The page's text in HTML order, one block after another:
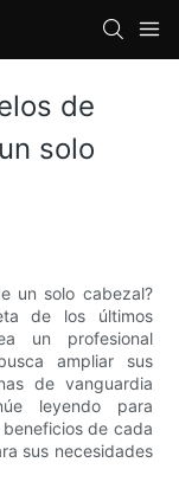
de
solo
un solo cabezal?
de los últimos
un profesional
ampliar sus
de vanguardia
leyendo para
de cada
sus necesidades